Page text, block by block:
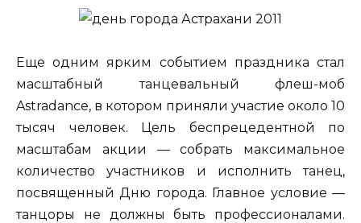
Еще одним ярким событием праздника стал
масштабный танцевальный флеш-моб
Astradance, в котором приняли участие около 10
тысяч человек. Цель беспрецедентной по
масштабам акции — собрать максимальное
количество участников и исполнить танец,
посвященный Дню города. Главное условие —
танцоры не должны быть профессионалами.